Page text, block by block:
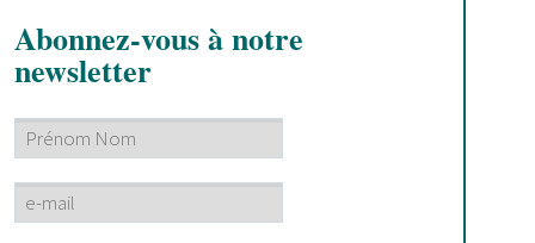
Abonnez-vous à notre
newsletter